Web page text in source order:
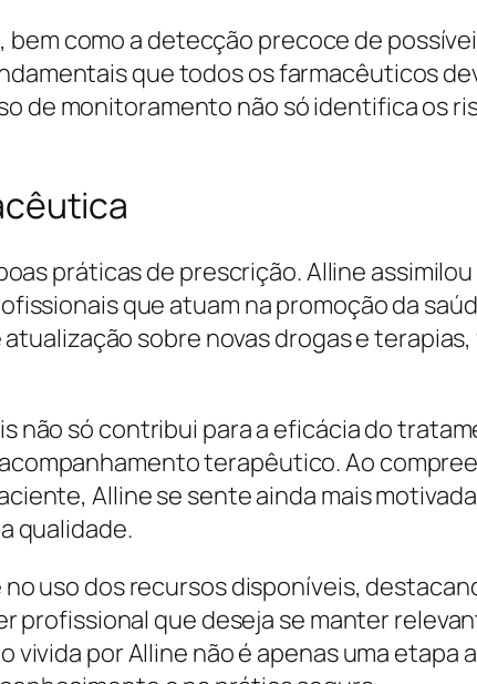
como a detecção precoce de
que todos os farmacêuticos
de monitoramento não só identifica os
práticas de prescrição. Alline
que atuam na promoção da
sobre novas drogas e terapias,
não só contribui para a eficácia do
terapêutico. Ao
Alline se sente ainda mais
qualidade.
uso dos recursos disponíveis,
profissional que deseja se manter
por Alline não é apenas uma etapa